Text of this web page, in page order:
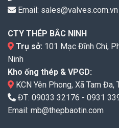
Email: sales@valves.com.vn
CTY THÉP BẮC NINH
Trụ sở: 101 Mạc Đĩnh Chi,
Ninh
Kho ống thép & VPGD:
KCN Yên Phong, Xã Tam Đa,
ĐT: 09033 32176 - 0931
Email: mb@thepbaotin.com